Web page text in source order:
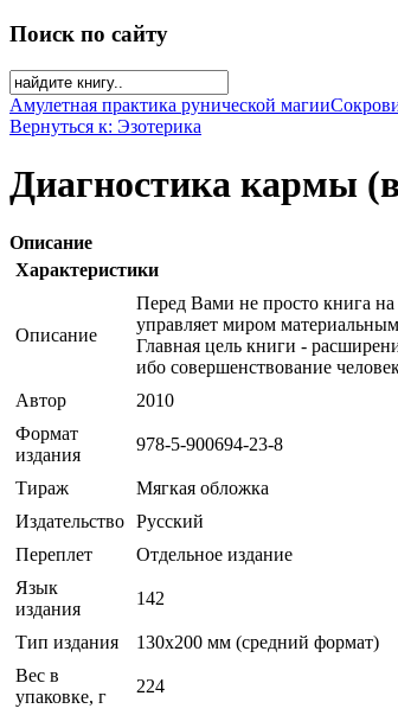
Поиск по сайту
Амулетная практика рунической магии
Вернуться к: Эзотерика
Диагностика кармы
Описание
Характеристики
Описание
Перед Вами не просто книга
управляет миром
Главная цель книги -
ибо совершенствование
Автор
2010
Формат
издания
978-5-900694-23-8
Тираж
Мягкая обложка
Издательство Русский
Переплет
Отдельное издание
Язык
издания
142
Тип издания
130х200 мм (средний формат)
Вес в
упаковке, г
224